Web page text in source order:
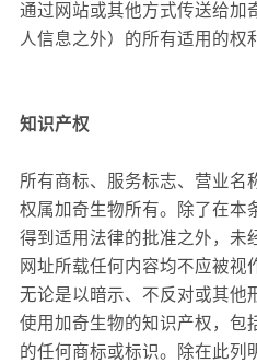
通过网站或其他方式传送给加
人信息之外）的所有适用的权
知识产权
所有商标、服务标志、营业名
权属加奇生物所有。除了在本
得到适用法律的批准之外，未
网址所载任何内容均不应被视
无论是以暗示、不反对或其他
使用加奇生物的知识产权，包
的任何商标或标识。除在此列